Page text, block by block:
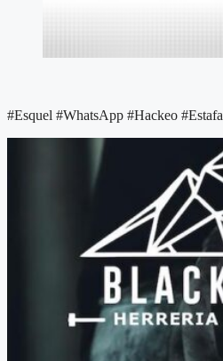
#Esquel #WhatsApp #Hackeo #Estafa